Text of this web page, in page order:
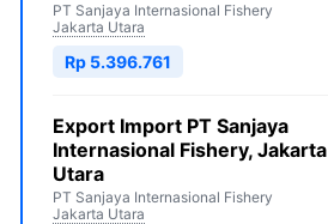
PT Sanjaya Internasional Fishery
Jakarta Utara
Rp 5.396.761
Export Import PT Sanjaya
Internasional Fishery, Jakarta
Utara
PT Sanjaya Internasional Fishery
Jakarta Utara